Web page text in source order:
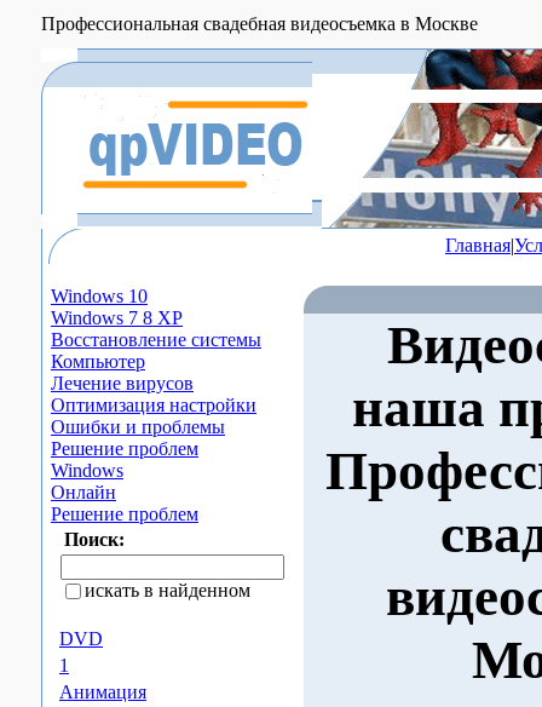
Профессиональная свадебная видеосъемка в Москве
Главная|
Windows 10
Windows 7 8 XP
Восстановление системы
Компьютер
Лечение вирусов
Оптимизация настройки
Ошибки и проблемы
Решение проблем
Windows
Онлайн
Решение проблем
Поиск:
искать в найденном
DVD
1
Анимация
наша